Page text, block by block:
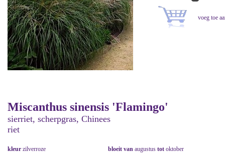
Miscanthus sinensis 'Flamingo'
sierriet, scherpgras, Chinees
riet
kleur zilverroze bloeit van augustus tot oktober